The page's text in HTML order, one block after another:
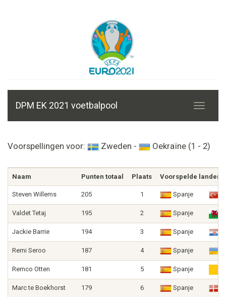
DPM EK 2021 voetbalpool
Voorspellingen voor: Zweden - Oekraïne (1 - 2)
Naam Punten totaal Plaats Voorspelde landen
Steven Willems 205 1 Spanje
Valdet Tetaj 195 2 Spanje
Jackie Barrie 194 3 Spanje
Remi Seroo 187 4 Spanje
Remco Otten 181 5 Spanje
Marc te Boekhorst 179 6 Spanje